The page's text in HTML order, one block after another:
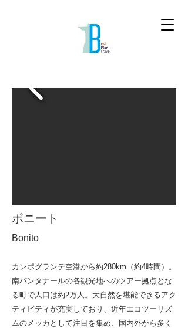
ボニート
Bonito
カンポグランデ空港から約280km（約4時間）。
南パンタナールの各観光地へのツアー拠点とな
る町で人口は約2万人。大自然を堪能できるアク
ティビティが充実しており、近年エコツーリズ
ムのメッカとして注目を集め、国内外から多く